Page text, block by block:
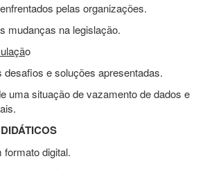
pelas organizações.
mudanças na legislação.
o
e soluções apresentadas.
uma situação de vazamento de dados e
formato digital.